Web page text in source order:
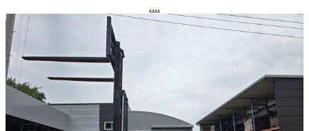
....